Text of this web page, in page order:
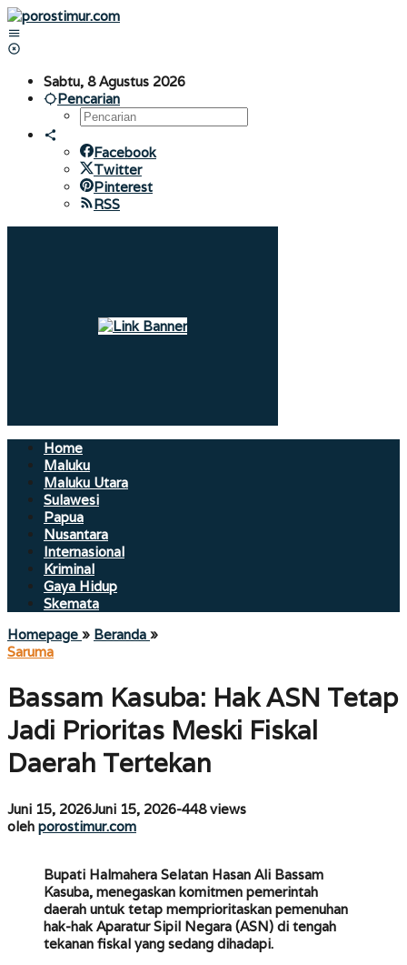
Lewati
ke
konten
Sabtu, 8 Agustus 2026
Pencarian
Facebook
Twitter
Pinterest
RSS
Home
Maluku
Maluku Utara
Sulawesi
Papua
Nusantara
Internasional
Kriminal
Gaya Hidup
Skemata
Homepage » Beranda »Bassam
ASN
Tetap
Jadi
Prioritas
Meski
Fiskal
Tertekan
Saruma
Bassam Kasuba: Hak ASN Tetap
Jadi Prioritas Meski Fiskal
Daerah Tertekan
Juni 15, 2026Juni 15, 2026oleh
-448 views
oleh porostimur.com
Bupati Halmahera Selatan Hasan Ali Bassam
Kasuba, menegaskan komitmen pemerintah
daerah untuk tetap memprioritaskan pemenuhan
hak-hak Aparatur Sipil Negara (ASN) di tengah
tekanan fiskal yang sedang dihadapi.